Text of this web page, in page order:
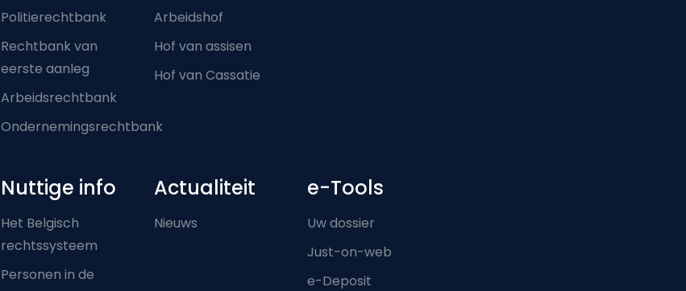
Politierechtbank
Rechtbank van
eerste aanleg
Arbeidsrechtbank
Ondernemingsrechtbank
Arbeidshof
Hof van assisen
Hof van Cassatie
Nuttige info
Het Belgisch
rechtssysteem
Personen in de
Actualiteit
Nieuws
e-Tools
Uw dossier
Just-on-web
e-Deposit